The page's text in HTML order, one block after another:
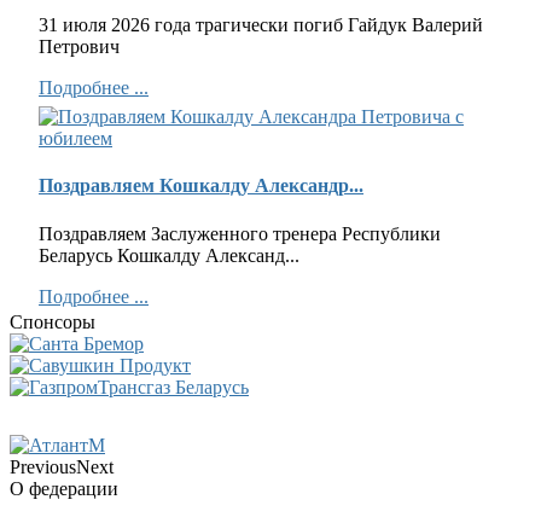
31 июля 2026 года трагически погиб Гайдук Валерий
Петрович
Подробнее ...
Поздравляем Кошкалду Александр...
Поздравляем Заслуженного тренера Республики
Беларусь Кошкалду Александ...
Подробнее ...
Спонсоры
PreviousNext
О федерации